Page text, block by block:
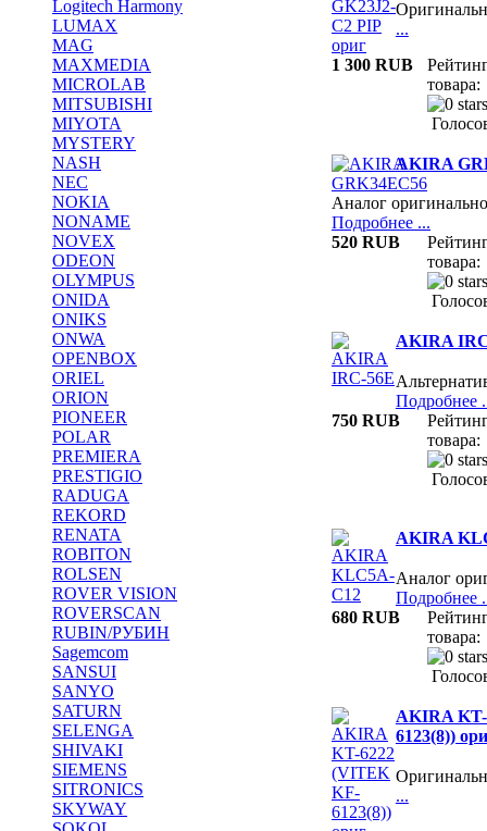
Logitech Harmony
LUMAX
MAG
MAXMEDIA
MICROLAB
MITSUBISHI
MIYOTA
MYSTERY
NASH
NEC
NOKIA
NONAME
NOVEX
ODEON
OLYMPUS
ONIDA
ONIKS
ONWA
OPENBOX
ORIEL
ORION
PIONEER
POLAR
PREMIERA
PRESTIGIO
RADUGA
REKORD
RENATA
ROBITON
ROLSEN
ROVER VISION
ROVERSCAN
RUBIN/РУБИН
Sagemcom
SANSUI
SANYO
SATURN
SELENGA
SHIVAKI
SIEMENS
SITRONICS
SKYWAY
...
1 300 RUB
товара:
AKIRA
Аналог
Подробнее ...
520 RUB
товара:
AKIRA
Подробнее
750 RUB
товара:
AKIRA
Аналог
Подробнее
680 RUB
товара:
AKIRA
6123(8))
...